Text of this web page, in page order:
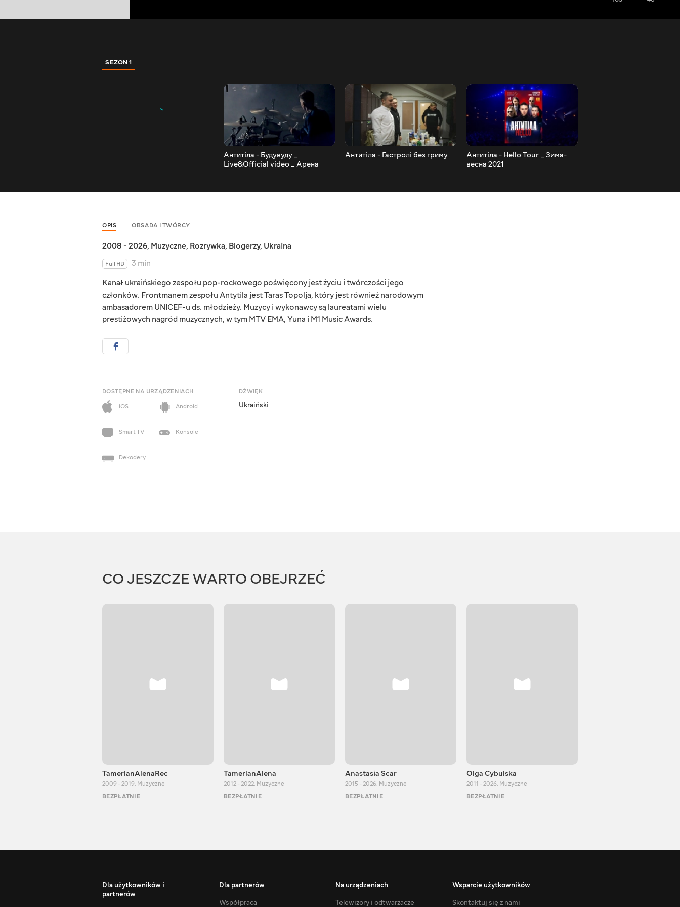
SEZON 1
Антитіла - Будувуду _
Live&Official video _ Арена
Антитіла - Гастролі без гриму
Антитіла - Hello Tour _ Зима-
весна 2021
OPIS OBSADA I TWÓRCY
2008 - 2026, Muzyczne, Rozrywka, Blogerzy, Ukraina
Full HD
3 min
Kanał ukraińskiego zespołu pop-rockowego poświęcony jest życiu i twórczości jego
członków. Frontmanem zespołu Antytila jest Taras Topolja, który jest również narodowym
ambasadorem UNICEF-u ds. młodzieży. Muzycy i wykonawcy są laureatami wielu
prestiżowych nagród muzycznych, w tym MTV EMA, Yuna i M1 Music Awards.
DOSTĘPNE NA URZĄDZENIACH
iOS
Android
Smart TV Konsole
Dekodery
DŹWIĘK
Ukraiński
CO JESZCZE WARTO OBEJRZEĆ
TamerlanAlenaRec
2009 - 2019, Muzyczne
BEZPŁATNIE
TamerlanAlena
2012 - 2022, Muzyczne
BEZPŁATNIE
Anastasia Scar
2015 - 2026, Muzyczne
BEZPŁATNIE
Olga Сybulska
2011 - 2026, Muzyczne
BEZPŁATNIE
Dla użytkowników i
partnerów
Dla partnerów
Współpraca
Na urządzeniach
Telewizory i odtwarzacze
Wsparcie użytkowników
Skontaktuj się z nami